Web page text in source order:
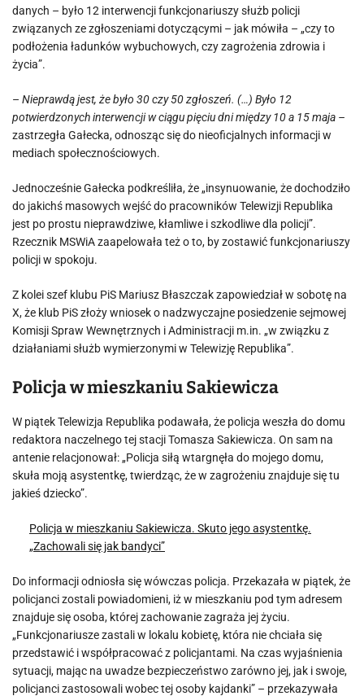
danych – było 12 interwencji funkcjonariuszy służb policji
związanych ze zgłoszeniami dotyczącymi – jak mówiła – „czy to
podłożenia ładunków wybuchowych, czy zagrożenia zdrowia i
życia”.
– Nieprawdą jest, że było 30 czy 50 zgłoszeń. (…) Było 12
potwierdzonych interwencji w ciągu pięciu dni między 10 a 15 maja –
zastrzegła Gałecka, odnosząc się do nieoficjalnych informacji w
mediach społecznościowych.
Jednocześnie Gałecka podkreśliła, że „insynuowanie, że dochodziło
do jakichś masowych wejść do pracowników Telewizji Republika
jest po prostu nieprawdziwe, kłamliwe i szkodliwe dla policji”.
Rzecznik MSWiA zaapelowała też o to, by zostawić funkcjonariuszy
policji w spokoju.
Z kolei szef klubu PiS Mariusz Błaszczak zapowiedział w sobotę na
X, że klub PiS złoży wniosek o nadzwyczajne posiedzenie sejmowej
Komisji Spraw Wewnętrznych i Administracji m.in. „w związku z
działaniami służb wymierzonymi w Telewizję Republika”.
Policja w mieszkaniu Sakiewicza
W piątek Telewizja Republika podawała, że policja weszła do domu
redaktora naczelnego tej stacji Tomasza Sakiewicza. On sam na
antenie relacjonował: „Policja siłą wtargnęła do mojego domu,
skuła moją asystentkę, twierdząc, że w zagrożeniu znajduje się tu
jakieś dziecko”.
Policja w mieszkaniu Sakiewicza. Skuto jego asystentkę.
„Zachowali się jak bandyci”
Do informacji odniosła się wówczas policja. Przekazała w piątek, że
policjanci zostali powiadomieni, iż w mieszkaniu pod tym adresem
znajduje się osoba, której zachowanie zagraża jej życiu.
„Funkcjonariusze zastali w lokalu kobietę, która nie chciała się
przedstawić i współpracować z policjantami. Na czas wyjaśnienia
sytuacji, mając na uwadze bezpieczeństwo zarówno jej, jak i swoje,
policjanci zastosowali wobec tej osoby kajdanki” – przekazywała